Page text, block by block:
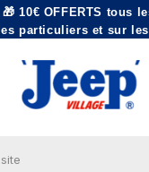
10€ OFFERTS tous
particuliers et sur